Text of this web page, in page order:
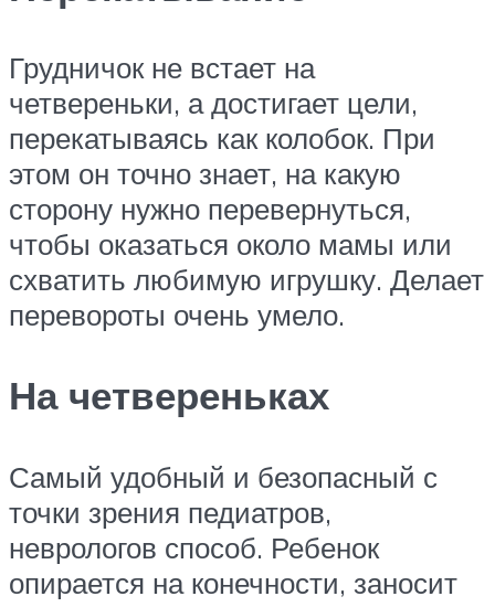
Грудничок не встает на
четвереньки, а достигает цели,
перекатываясь как колобок. При
этом он точно знает, на какую
сторону нужно перевернуться,
чтобы оказаться около мамы или
схватить любимую игрушку. Делает
перевороты очень умело.
На четвереньках
Самый удобный и безопасный с
точки зрения педиатров,
неврологов способ. Ребенок
опирается на конечности, заносит